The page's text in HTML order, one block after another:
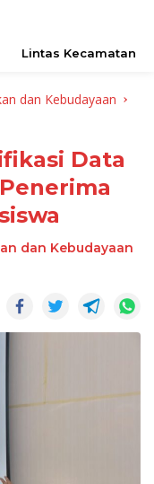
Lintas Kecamatan
dan Kebudayaan
Data
dan Kebudayaan